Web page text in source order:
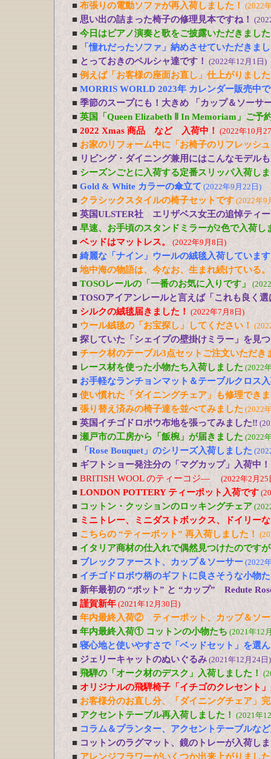
■ 布張りの電動ソファが再入荷しました！ (2022
■ 思い出の詰まった椅子の修理見本ですね！
■ 今日はピアノ演奏と歌をご披露いただきまし
■
「憧れだったソファ」納めさせていただきま
■ とっておきのペルシャ達です！ (2022年12月1日)
■ 例えば「お客様の座面お直し」仕上がりました
■ MORRIS WORLD 2023年 カレンダー販売中
■ 季節のスープにも！大きめ 「カップ＆ソーサ
■ 英国「Queen Elizabeth Ⅱ In Memoriam」ご予
■ 2022 Xmas 商品 など 入荷中！ (2022年10月
■ お家のリフォーム中に「お椅子のリフレッシ
■ リビング・ダイニング兼用にはこんなモデルも
■ シーズンごとに入荷する定番スリッパ入荷し
■ Gold & White カラーの傘立て (2022年9月22日)
■ クラシックスタイルの椅子セットです (2022年9
■ 英国ULSTER社 エリザベス女王の追悼ティ
■ 早速、お手頃のスタンドミラーが2色で入荷し
■ ベッドはマットレス。 (2022年9月8日)
■ 綺麗な「ナイン」ウールの絨毯入荷しています
■ 地中海の物語は、今なお、生まれ続けている
■ TOSOレールの「一番のお気に入りです」
■ TOSOアイアンレールと言えば「これも良く
■ シルクの絨毯届きました！ (2022年7月8日)
■ ウール絨毯の「お宝探し」してください！
■ 探していた「シェイプの壁掛けミラー」を見
■ チーク材のテーブル3点セットご注文いただき
■ レース材を使った小物たち入荷しました (2022
■ お手軽なランチョンマット＆テーブルクロス
■ 使い慣れた「ダイニングチェア」も修理でき
■ 張り替え済みの椅子達を並べてみました (2022
■ 英国イチゴドロボウ布地を張ってみました‼
■ 瀬戸市の工房から「飯椀」が届きました (2022
■ 「Rose Bouquet」のシリーズ入荷しました
■ ギフトショー発注分の「マグカップ」入荷中！
■ BRITISH WOOL のティーコジ― (2022年2月25
■ LONDON POTTERY ティーポット入荷です
■ コットン・クッションのロッキングチェア
■ ミニトレー、ミニダストボックス、ドイリー
■ こちらの “ティーポット” 再入荷しました！
■ イタリア商材の仕入れで偶然見つけたのです
■ ブレックファースト、カップ＆ソーサー (2022
■ イチゴドロボウ柄のギフトに良さそうな小物
■ 新年最初の “ポット” と “カップ” Redute
■ 謹賀新年 (2021年12月30日)
■ 年内最終入荷② ティーポット、カップ＆ソー
■ 年内最終入荷① コットンの小物たち (2021年12
■ 寝心地と使いやすさで「ベッドセット」を選
■ ジェリーキャットのぬいぐるみ (2021年12月24日)
■ 飛騨の「オーク材のデスク」入荷しました！
■ オリジナルの飛騨椅子「イチゴのクレセント
■ お客様分のお直し分、「ダイニングチェア」
■ アクセントテーブル再入荷しました！ (2021年
■ コラム＆プランター、アクセントテーブルな
■ コットンのラグマット、鏡のトレーが入荷し
■ アレンジフラワーがいくつか出来上がりまし